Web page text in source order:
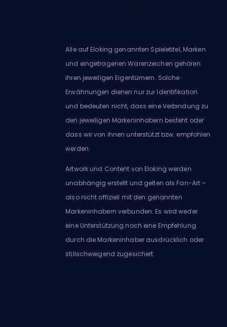
Alle auf Eloking genannten Spieletitel, Marken
und eingetragenen Warenzeichen gehören
ihren jeweiligen Eigentümern. Solche
Erwähnungen dienen nur zur Identifikation
und bedeuten nicht, dass eine Verbindung zu
den jeweiligen Markeninhabern besteht oder
dass wir von ihnen unterstützt bzw. empfohlen
werden.
Artwork und Content von Eloking werden
unabhängig erstellt und gelten als Fan-Art –
also nicht offiziell mit den genannten
Markeninhabern verbunden. Es wird weder
eine Unterstützung noch eine Empfehlung
durch die Markeninhaber ausdrücklich oder
stillschweigend zugesichert.